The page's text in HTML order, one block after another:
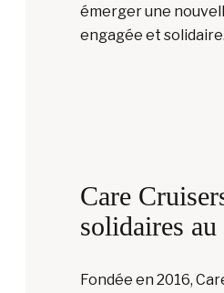
émerger une
engagée et solidaire.
Care
solidaires
Fondée en 2016,